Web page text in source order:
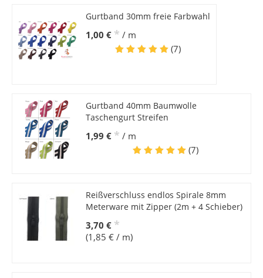
Gurtband 30mm freie Farbwahl
1,00 € * / m
(7)
Gurtband 40mm Baumwolle
Taschengurt Streifen
1,99 € * / m
(7)
Reißverschluss endlos Spirale 8mm
Meterware mit Zipper (2m + 4 Schieber)
3,70 € *
(1,85 € / m)